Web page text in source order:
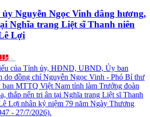
Nguyễn Ngọc Vinh dâng hương,
Nghĩa trang Liệt sĩ Thanh niên
Lợi
của Tỉnh ủy, HĐND, UBND, Ủy ban
do đồng chí Nguyễn Ngọc Vinh - Phó Bí thư
MTTQ Việt Nam tỉnh làm Trưởng đoàn
thắp nến tri ân tại Nghĩa trang Liệt sĩ Thanh
Lợi nhân kỷ niệm 79 năm Ngày Thương
- 27/7/2026).